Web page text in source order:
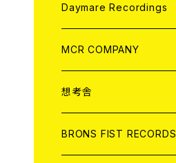
アパレル
ANALOG
CD
ANALOG
Daymare Recordings
CD
ANALOG
MCR COMPANY
CD
アパレル
想考舎
BRONS FIST RECORDS